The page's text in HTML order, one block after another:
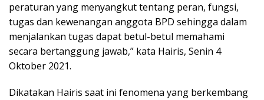
peraturan yang menyangkut tentang peran, fungsi,
tugas dan kewenangan anggota BPD sehingga dalam
menjalankan tugas dapat betul-betul memahami
secara bertanggung jawab,” kata Hairis, Senin 4
Oktober 2021.
Dikatakan Hairis saat ini fenomena yang berkembang